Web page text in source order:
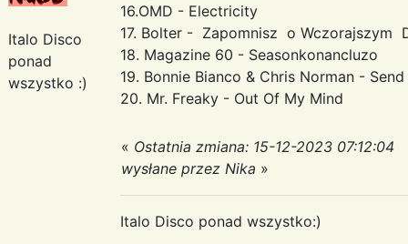
Italo Disco
ponad
wszystko :)
16.OMD - Electricity
17. Bolter - Zapomnisz o Wczorajszym
18. Magazine 60 - Seasonkonancluzo
19. Bonnie Bianco & Chris Norman -
20. Mr. Freaky - Out Of My Mind
« Ostatnia zmiana: 15-12-2023 07:12:04
wysłane przez Nika »
Italo Disco ponad wszystko:)